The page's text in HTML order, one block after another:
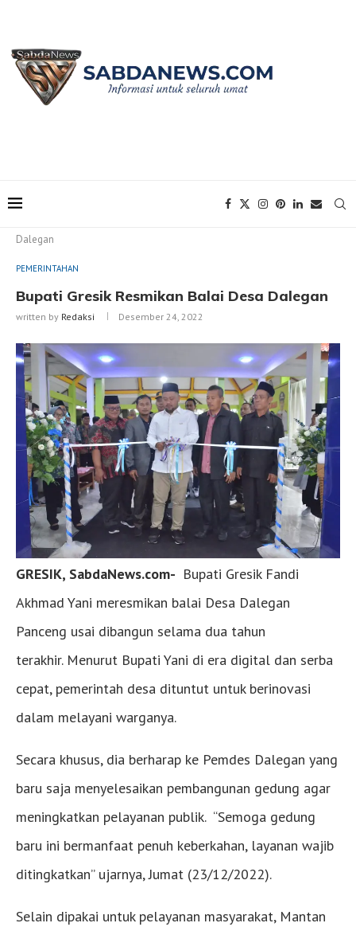
Dalegan
PEMERINTAHAN
Bupati Gresik Resmikan Balai Desa Dalegan
written by Redaksi Desember 24, 2022
GRESIK, SabdaNews.com- Bupati Gresik Fandi
Akhmad Yani meresmikan balai Desa Dalegan
Panceng usai dibangun selama dua tahun
terakhir. Menurut Bupati Yani di era digital dan serba
cepat, pemerintah desa dituntut untuk berinovasi
dalam melayani warganya.
Secara khusus, dia berharap ke Pemdes Dalegan yang
baru saja menyelesaikan pembangunan gedung agar
meningkatkan pelayanan publik. “Semoga gedung
baru ini bermanfaat penuh keberkahan, layanan wajib
ditingkatkan” ujarnya, Jumat (23/12/2022).
Selain dipakai untuk pelayanan masyarakat, Mantan